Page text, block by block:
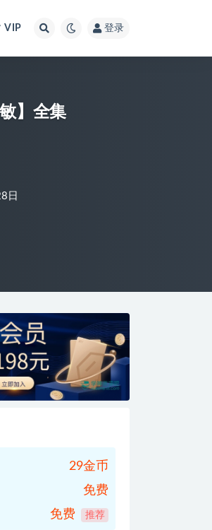
VIP 登录
】全集
日
29金币
免费
免费 推荐